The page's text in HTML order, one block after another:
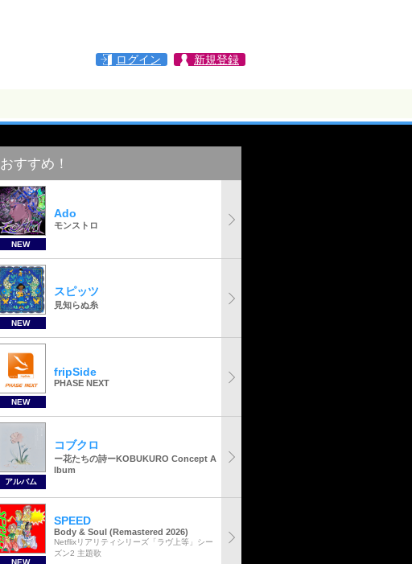
ログイン 新規登録
おすすめ！
NEW
Ado
モンストロ
NEW
スピッツ
見知らぬ糸
NEW
fripSide
PHASE NEXT
アルバム
コブクロ
ー花たちの詩ーKOBUKURO Concept A
lbum
NEW
SPEED
Body & Soul (Remastered 2026)
Netflixリアリティシリーズ「ラヴ上等」シー
ズン2 主題歌